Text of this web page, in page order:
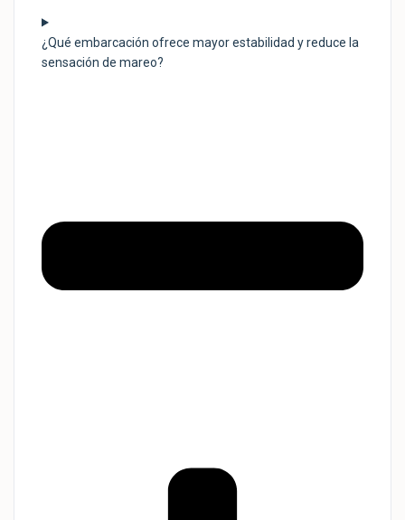
¿Qué embarcación ofrece mayor estabilidad y reduce la
sensación de mareo?